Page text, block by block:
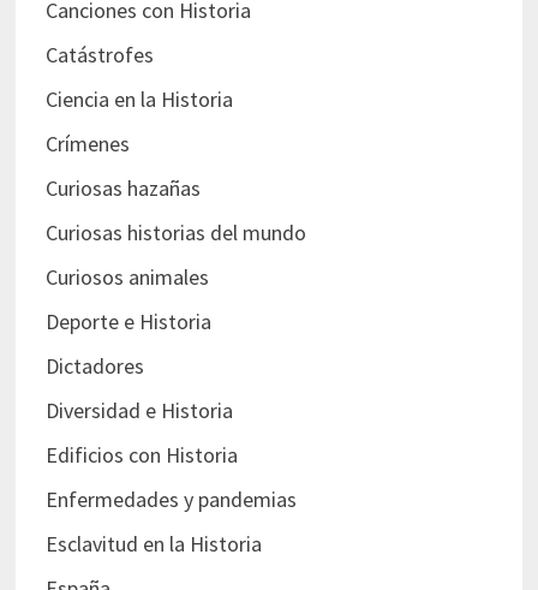
Canciones con Historia
Catástrofes
Ciencia en la Historia
Crímenes
Curiosas hazañas
Curiosas historias del mundo
Curiosos animales
Deporte e Historia
Dictadores
Diversidad e Historia
Edificios con Historia
Enfermedades y pandemias
Esclavitud en la Historia